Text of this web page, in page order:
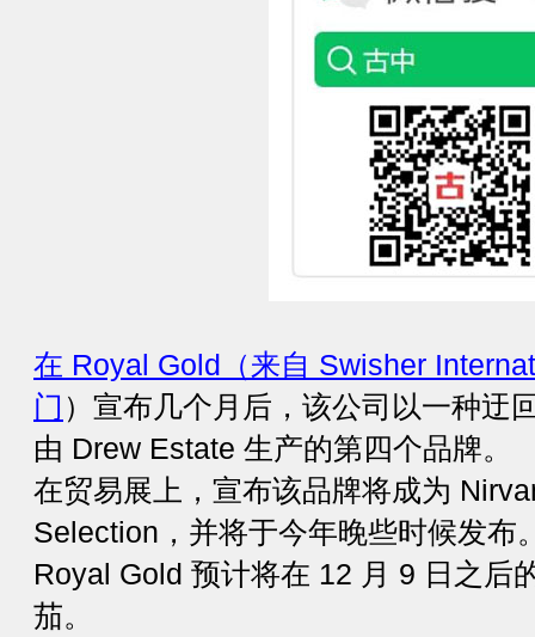
在 Royal Gold（来自 Swisher
门 ）宣布几个月后，该公司以一种迂
由 Drew Estate 生产的第四个品牌。
在贸易展上，宣布该品牌将成为
Selection，并将于今年晚些时候发布
Royal Gold 预计将在 12 月 9 日之后
茄。